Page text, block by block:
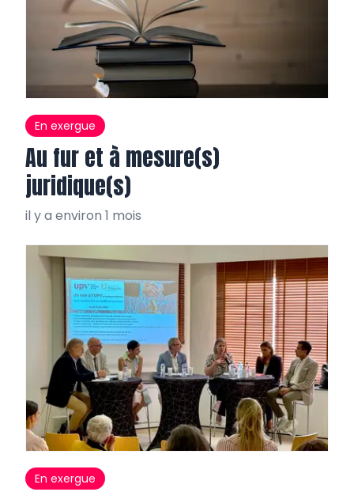
En exergue
Au fur et à mesure(s)
juridique(s)
il y a environ 1 mois
En exergue